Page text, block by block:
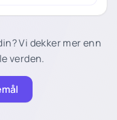
Vi dekker mer enn
verden.